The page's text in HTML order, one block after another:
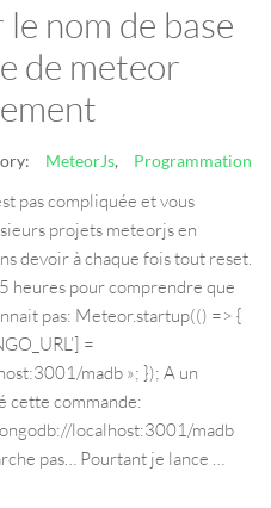
nom de base
de meteor
MeteorJs, Programmation
pas compliquée et vous
projets meteorjs en
devoir à chaque fois tout reset.
heures pour comprendre que
pas: Meteor.startup(() => {
=
madb »; }); A un
cette commande:
localhost:3001/madb
pas… Pourtant je lance …